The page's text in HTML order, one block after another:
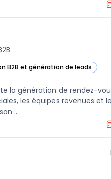
B2B et génération de leads
la génération de rendez-
les équipes revenues et
...